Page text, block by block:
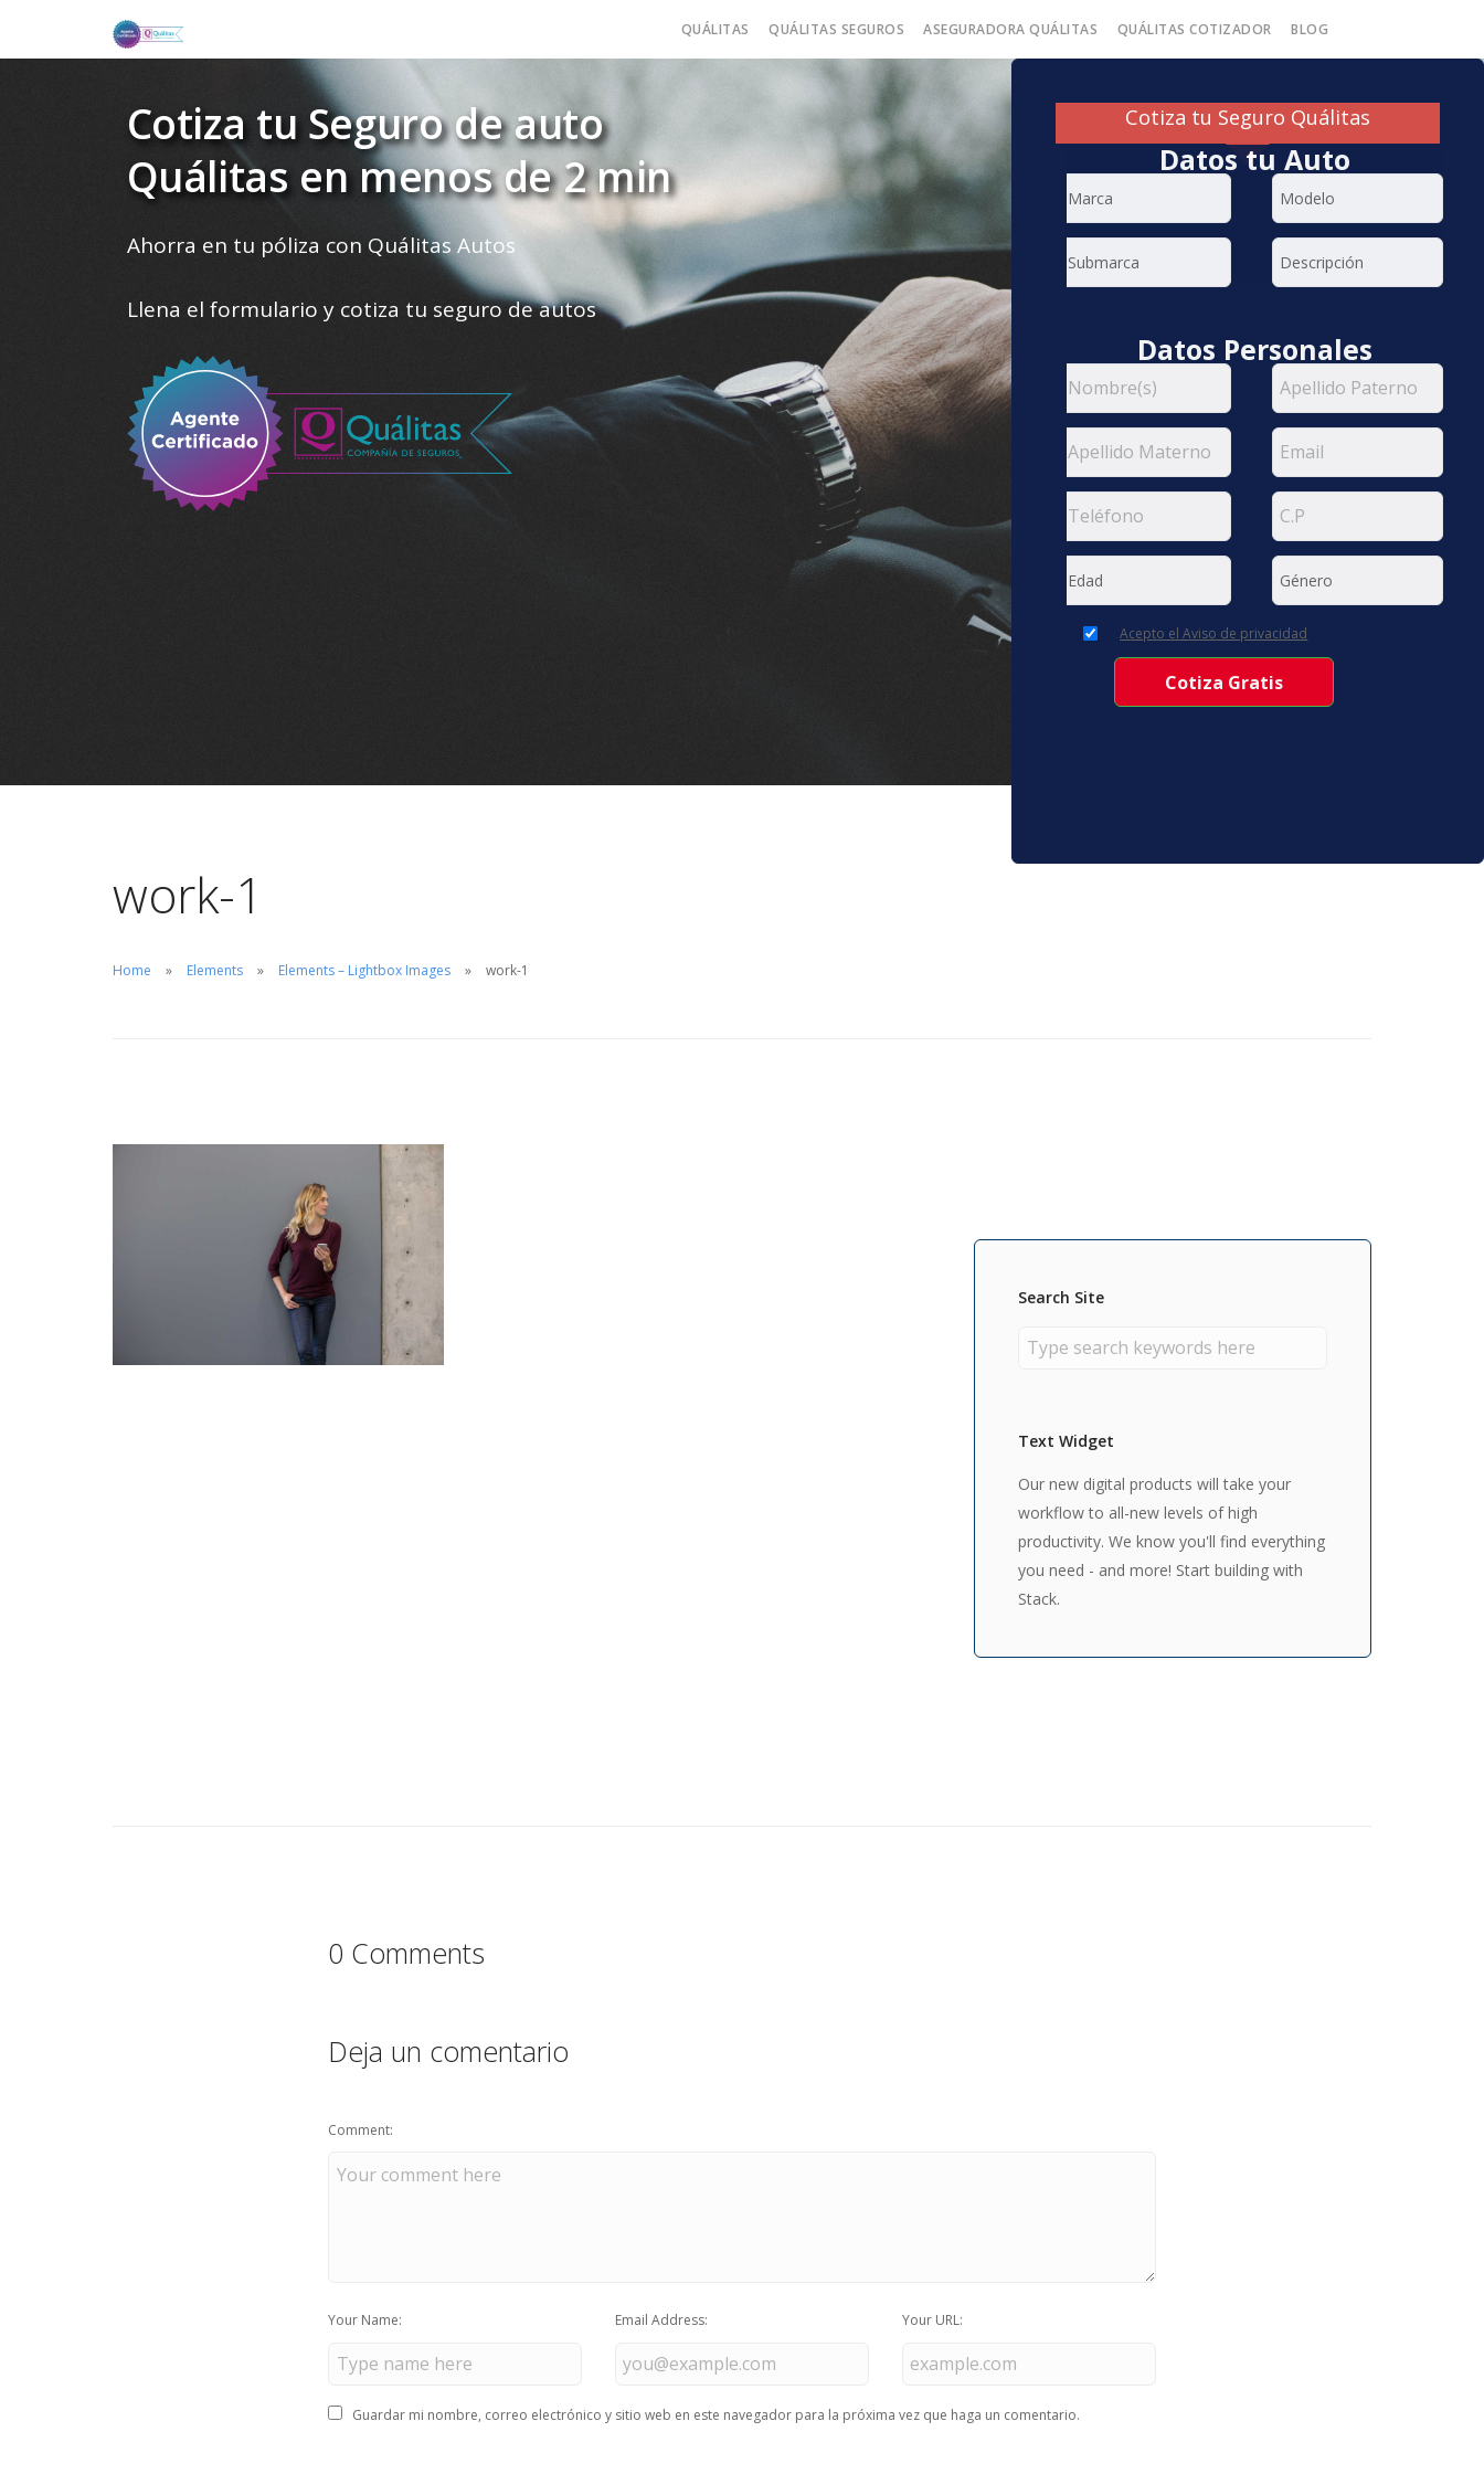
QUÁLITAS QUÁLITAS SEGUROS ASEGURADORA QUÁLITAS QUÁLITAS COTIZADOR BLOG
Cotiza tu Seguro de auto
Quálitas en menos de 2 min
Ahorra en tu póliza con Quálitas Autos
Llena el formulario y cotiza tu seguro de autos
Cotiza tu Seguro Quálitas
Datos tu Auto
Datos Personales
Acepto el Aviso de privacidad
work-1
Home Elements Elements – Lightbox Images work-1
Search Site
Text Widget
Our new digital products will take your
workflow to all-new levels of high
productivity. We know you'll find everything
you need - and more! Start building with
Stack.
0 Comments
Deja un comentario
Comment:
Your Name: Email Address: Your URL:
Guardar mi nombre, correo electrónico y sitio web en este navegador para la próxima vez que haga un comentario.